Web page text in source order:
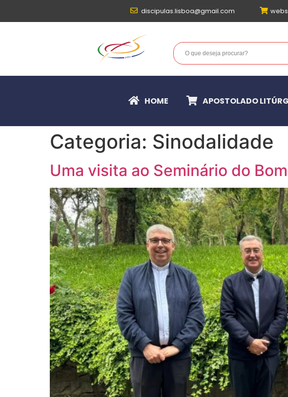
discipulas.lisboa@gmail.com
HOME APOSTOLADO
Categoria: Sinodalidade
Uma visita ao Seminário do